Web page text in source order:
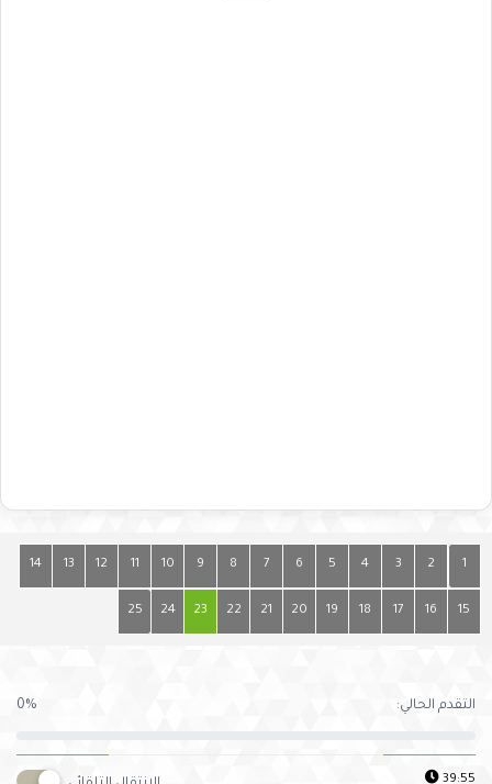
1
2
3
4
5
6
7
8
9
10
11
12
13
14
15
16
17
18
19
20
21
22
23
24
25
التقدم الحالي: 0%
39:54